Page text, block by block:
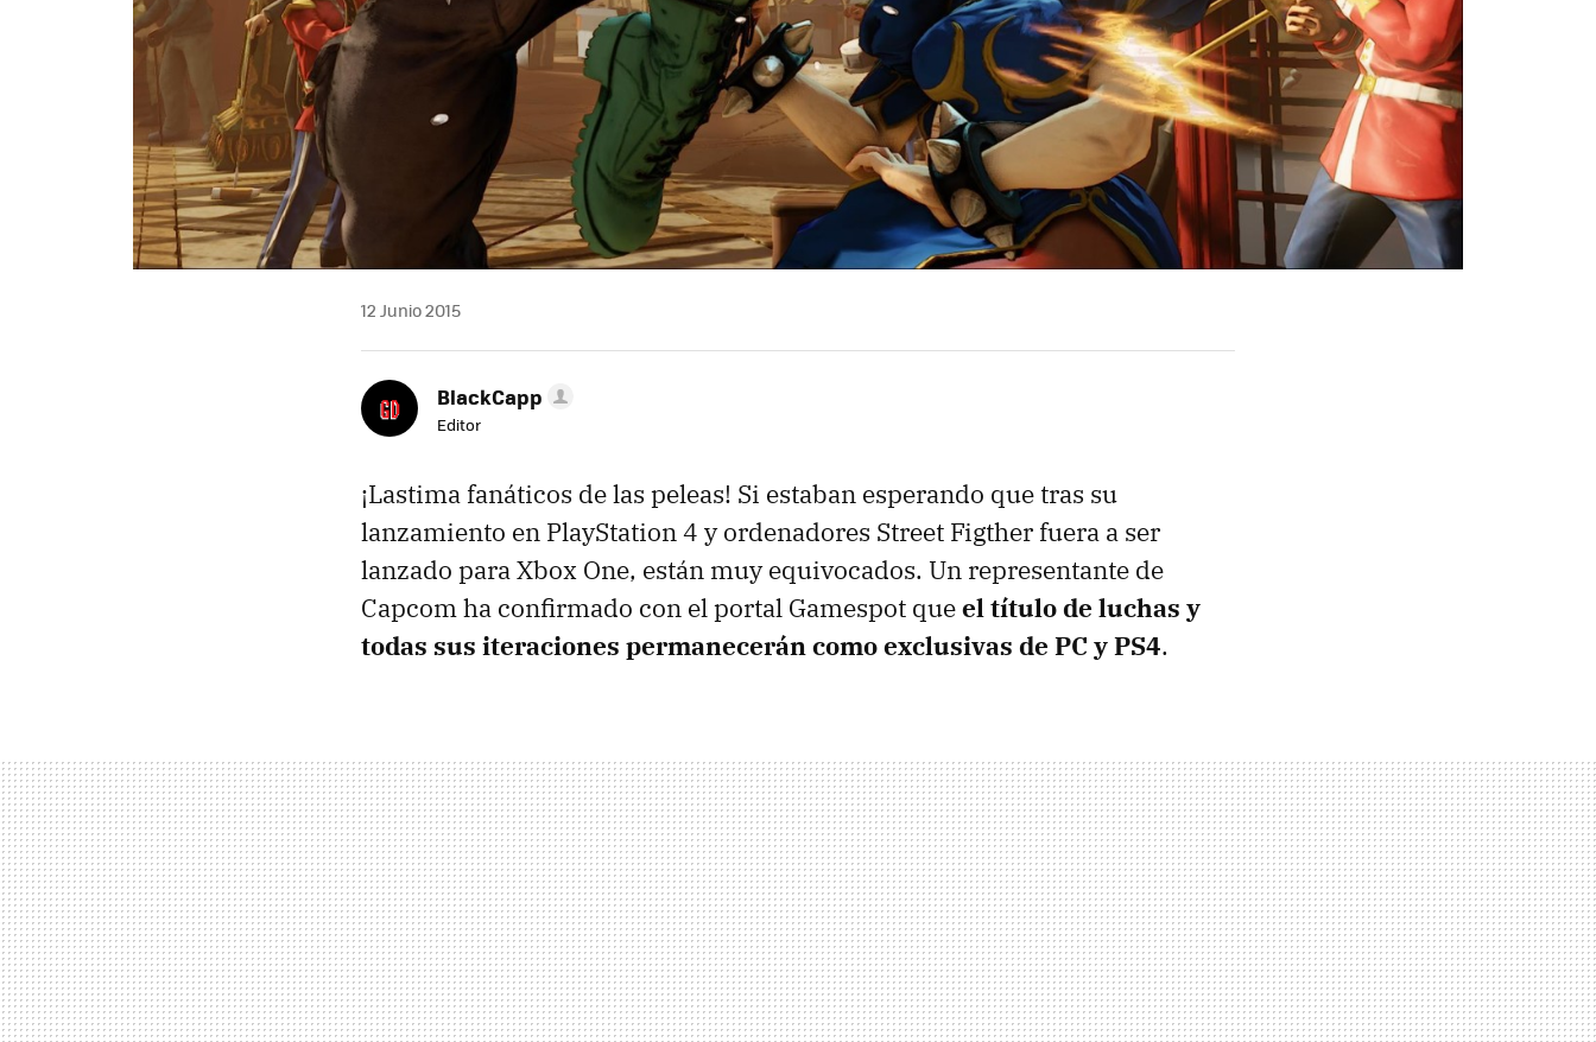
12 Junio 2015
BlackCapp
Editor
¡Lastima fanáticos de las peleas! Si estaban esperando que tras su
lanzamiento en PlayStation 4 y ordenadores Street Figther fuera a ser
lanzado para Xbox One, están muy equivocados. Un representante de
Capcom ha confirmado con el portal Gamespot queel título de luchas y
todas sus iteraciones permanecerán como exclusivas de PC y PS4.